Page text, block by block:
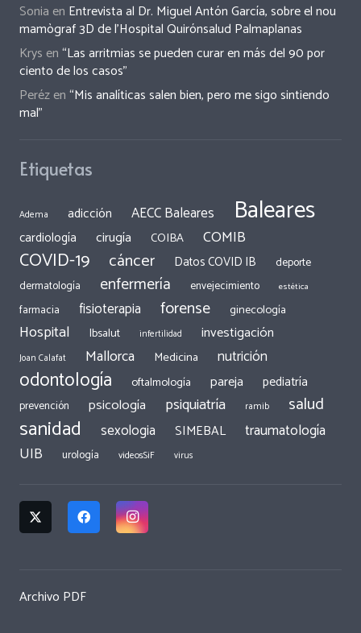
Sonia en Entrevista al Dr. Miguel Antón García, sobre el nou
mamògraf 3D de l’Hospital Quirónsalud Palmaplanas
Krys en“Las arritmias se pueden curar en más del 90 por
ciento de los casos”
Perézen“Mis analíticas salen bien, pero me sigo sintiendo
mal”
Etiquetas
Adema adicción AECC Baleares Baleares
cardiología cirugía COIBA COMIB
COVID-19 cáncer Datos COVID IB
deporte
dermatología
enfermería envejecimiento estética
farmacia fisioterapia forense ginecología
Hospital Ibsalut infertilidad investigación
Joan Calafat Mallorca Medicina nutrición
odontología oftalmología pareja pediatría
prevención psicología psiquiatría ramib salud
sanidad sexologia SIMEBAL traumatología
UIB urología videosSiF virus
Archivo PDF